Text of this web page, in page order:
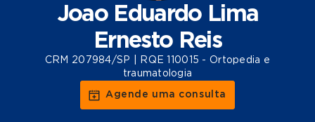
Joao Eduardo Lima
Ernesto Reis
CRM 207984/SP | RQE 110015 - Ortopedia e
traumatologia
Agende uma consulta